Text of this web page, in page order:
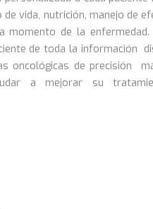
vida, nutrición, manejo de
momento de la enfermedad.
de toda la información
oncológicas de precisión
a mejorar su